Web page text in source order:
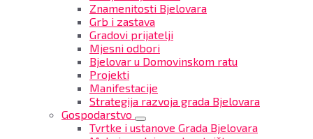
Znamenitosti Bjelovara
Grb i zastava
Gradovi prijatelji
Mjesni odbori
Bjelovar u Domovinskom ratu
Projekti
Manifestacije
Strategija razvoja grada Bjelovara
Gospodarstvo
Tvrtke i ustanove Grada Bjelovara